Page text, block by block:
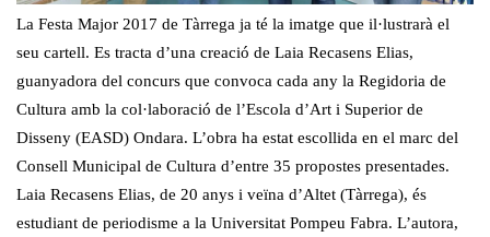
La Festa Major 2017 de Tàrrega ja té la imatge que il·lustrarà el
seu cartell. Es tracta d’una creació de Laia Recasens Elias,
guanyadora del concurs que convoca cada any la Regidoria de
Cultura amb la col·laboració de l’Escola d’Art i Superior de
Disseny (EASD) Ondara. L’obra ha estat escollida en el marc del
Consell Municipal de Cultura d’entre 35 propostes presentades.
Laia Recasens Elias, de 20 anys i veïna d’Altet (Tàrrega), és
estudiant de periodisme a la Universitat Pompeu Fabra. L’autora,